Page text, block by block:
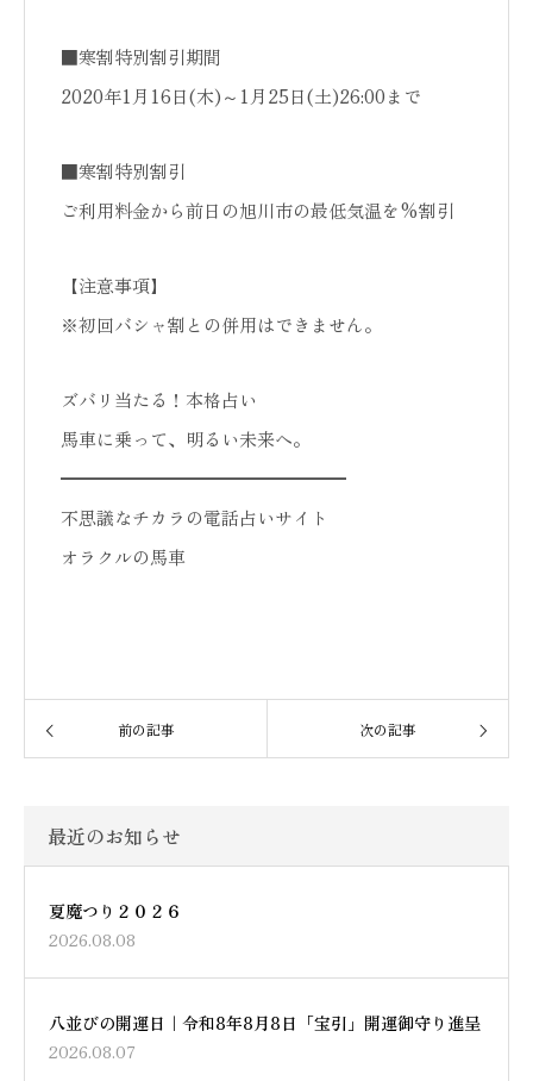
■寒割特別割引期間
2020年1月16日(木)～1月25日(土)26:00まで
■寒割特別割引
ご利用料金から前日の旭川市の最低気温を%割引
【注意事項】
※初回バシャ割との併用はできません。
ズバリ当たる！本格占い
馬車に乗って、明るい未来へ。
━━━━━━━━━━━━━━━━
不思議なチカラの電話占いサイト
オラクルの馬車
前の記事 次の記事
最近のお知らせ
夏魔つり２０２６
2026.08.08
八並びの開運日｜令和8年8月8日「宝引」開運御守り進呈
2026.08.07